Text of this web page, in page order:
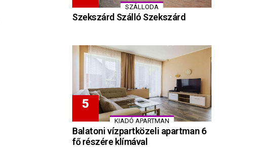
SZÁLLODA
Szekszárd Szálló Szekszárd
KIADÓ APARTMAN
Balatoni vízpartközeli apartman 6
fő részére klímával